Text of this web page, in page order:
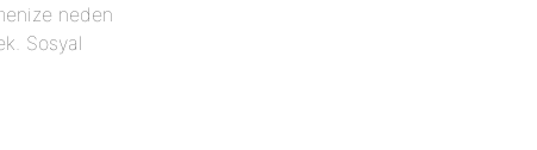
neden
Sosyal